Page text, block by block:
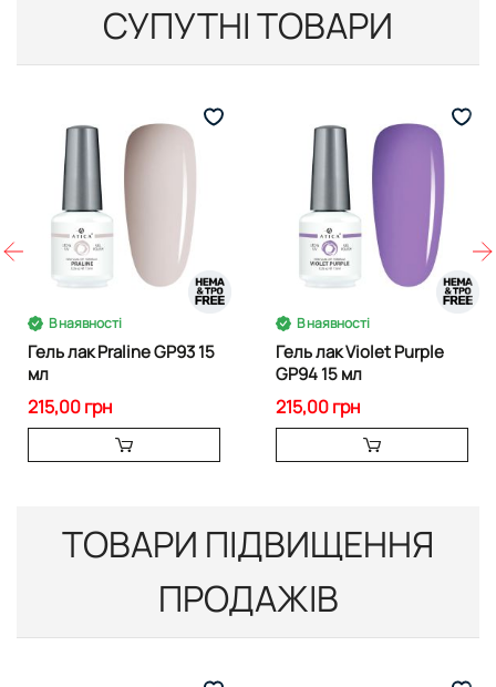
СУПУТНІ ТОВАРИ
В наявності
Гель лак Praline GP93 15
мл
215,00 грн
В наявності
Гель лак Violet Purple
GP94 15 мл
215,00 грн
ТОВАРИ ПІДВИЩЕННЯ
ПРОДАЖІВ